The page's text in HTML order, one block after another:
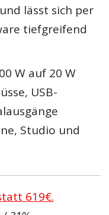
lässt sich per
tiefgreifend
W auf 20 W
USB-
Studio und
619€.